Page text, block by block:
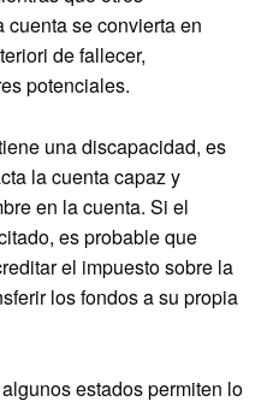
se convierta en
de fallecer,
potenciales.
una discapacidad, es
la cuenta capaz y
en la cuenta. Si el
es probable que
el impuesto sobre la
los fondos a su propia
estados permiten lo